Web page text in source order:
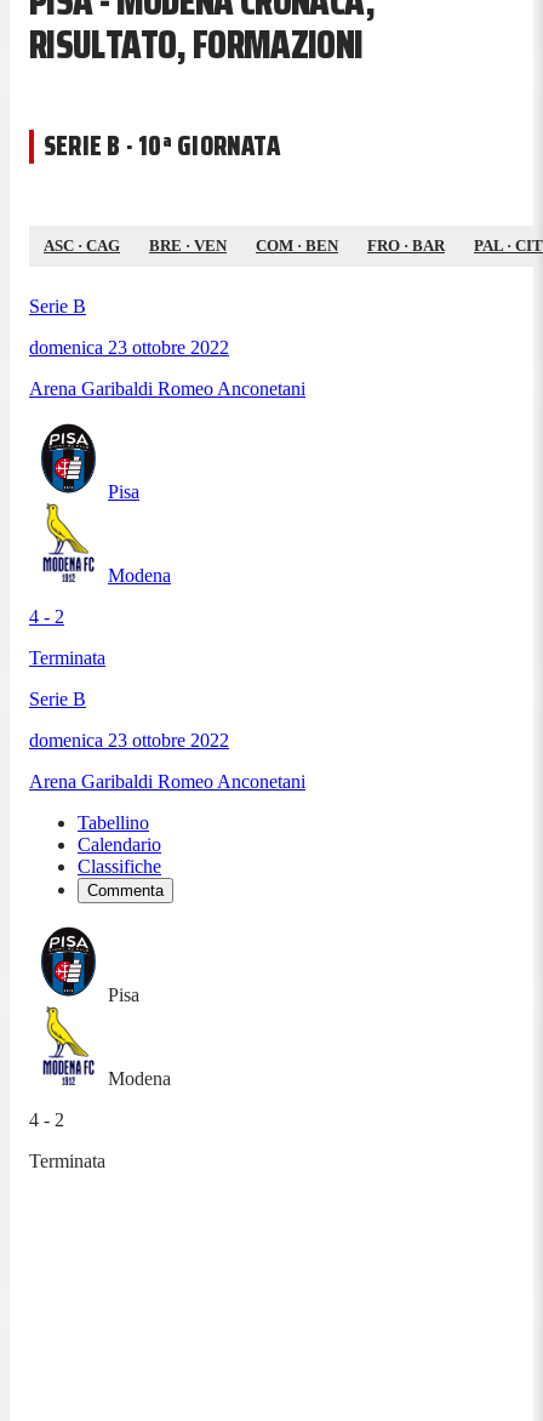
RISULTATO, FORMAZIONI
SERIE B · 10ª GIORNATA
ASC · CAG BRE · VEN COM · BEN FRO · BAR PAL · CIT
Serie B
domenica 23 ottobre 2022
Arena Garibaldi Romeo Anconetani
Pisa
Modena
4 - 2
Terminata
Serie B
domenica 23 ottobre 2022
Arena Garibaldi Romeo Anconetani
Tabellino
Calendario
Classifiche
Commenta
Pisa
Modena
4 - 2
Terminata